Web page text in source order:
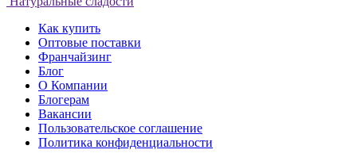
Как купить
Оптовые поставки
Франчайзинг
Блог
О Компании
Блогерам
Вакансии
Пользовательское соглашение
Политика конфиденциальности